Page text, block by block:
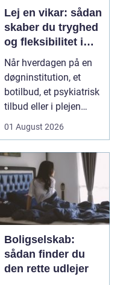
Lej en vikar: sådan
skaber du tryghed
og fleksibilitet i
hverdagen
Når hverdagen på en
døgninstitution, et
botilbud, et psykiatrisk
tilbud eller i plejen
pludselig ænd...
01 August 2026
Boligselskab:
sådan finder du
den rette udlejer